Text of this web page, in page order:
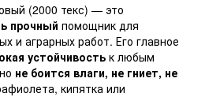
(2000 текс) — это
прочный помощник для
и аграрных работ. Его главное
устойчивость к любым
не боится влаги, не гниет, не
кипятка или